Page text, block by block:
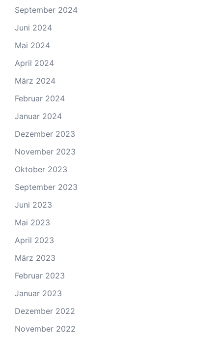
September 2024
Juni 2024
Mai 2024
April 2024
März 2024
Februar 2024
Januar 2024
Dezember 2023
November 2023
Oktober 2023
September 2023
Juni 2023
Mai 2023
April 2023
März 2023
Februar 2023
Januar 2023
Dezember 2022
November 2022